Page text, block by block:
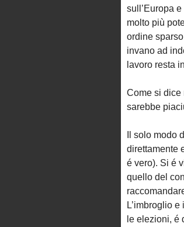
sull’Europa
molto più
ordine
invano ad
lavoro resta
Come si dice
sarebbe
Il solo modo
direttamente
é vero). Si é
quello del
L’imbroglio
le elezioni, é